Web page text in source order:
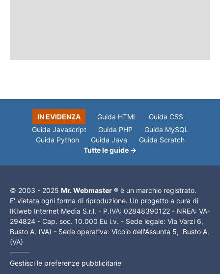
IN EVIDENZA Guida HTML
Guida CSS
Guida Javascript
Guida PHP
Guida MySQL
Guida Python
Guida Java
Guida Scratch
Tutte le guide →
© 2003 - 2025 Mr. Webmaster ® è un marchio registrato.
E' vietata ogni forma di riproduzione. Un progetto a cura di
IKIweb Internet Media S.r.l. - P.IVA: 02848390122 - NREA: VA-
294824 - Cap. soc. 10.000 Eu i.v. - Sede legale: Via Varzi 6,
Busto A. (VA) - Sede operativa: Vicolo dell'Assunta 5, Busto A.
(VA)
Gestisci le preferenze pubblicitarie